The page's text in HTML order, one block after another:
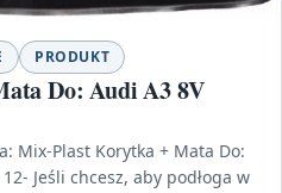
PRODUKT
Do: Audi A3 8V
Mix-Plast Korytka + Mata Do:
Jeśli chcesz, aby podłoga w